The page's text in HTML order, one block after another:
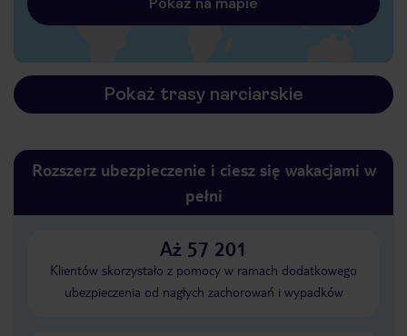
Pokaż trasy narciarskie
Rozszerz ubezpieczenie i ciesz się wakacjami w
pełni
Aż 57 201
Klientów skorzystało z pomocy w ramach dodatkowego
ubezpieczenia od nagłych zachorowań i wypadków